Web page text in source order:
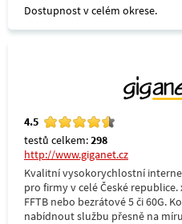
Dostupnost v celém okrese.
4.5
testů celkem:298
http://www.giganet.cz
Kvalitní vysokorychlostní
pro firmy v celé České republice.
FFTB nebo bezrátové 5 či 60G.
nabídnout službu přesně na